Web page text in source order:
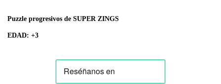
Puzzle progresivos de SUPER ZINGS
EDAD: +3